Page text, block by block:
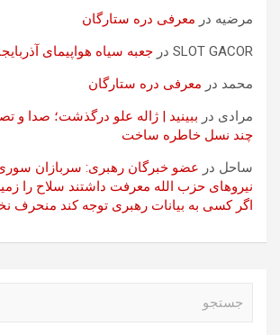
مرضیه در معرفی دره ستارگان
SLOT GACOR در جعبه سیاه هواپیمای
محمد در معرفی دره ستارگان
مرادی در ببینید | ژاله علو درگذشت؛ صدا و
چند نسل خاطره ساخت
ساحل در عضو خبرگان رهبری: سربازان سوری
نیروهای حزب الله معرفت داشتند سلاح را
اگر کسی به بیانات رهبری توجه کند منحرف